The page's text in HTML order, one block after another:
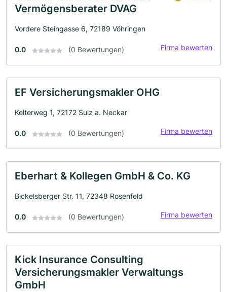
Vermögensberater DVAG
Vordere Steingasse 6, 72189 Vöhringen
0.0 (0 Bewertungen) Firma bewerten
EF Versicherungsmakler OHG
Kelterweg 1, 72172 Sulz a. Neckar
0.0 (0 Bewertungen) Firma bewerten
Eberhart & Kollegen GmbH & Co. KG
Bickelsberger Str. 11, 72348 Rosenfeld
0.0 (0 Bewertungen) Firma bewerten
Kick Insurance Consulting
Versicherungsmakler Verwaltungs
GmbH